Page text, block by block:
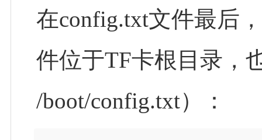
在config.txt文件最后
件位于TF卡根目录，
/boot/config.txt）：